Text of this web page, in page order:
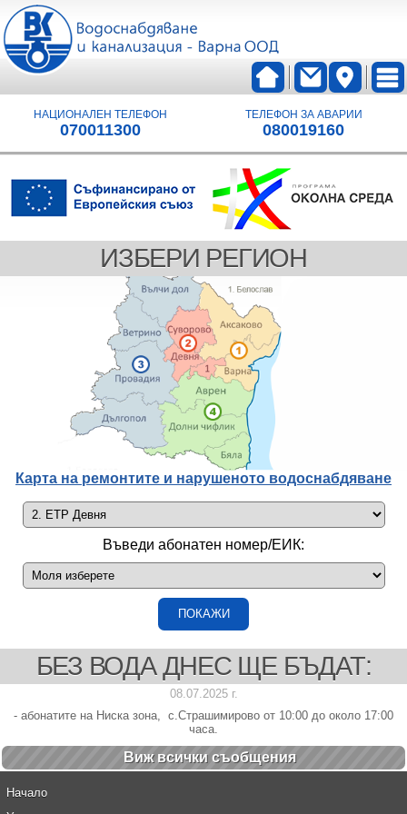
НАЦИОНАЛЕН ТЕЛЕФОН
070011300
ТЕЛЕФОН ЗА АВАРИИ
080019160
ИЗБЕРИ РЕГИОН
Карта на ремонтите и нарушеното водоснабдяване
Въведи абонатен номер/ЕИК:
БЕЗ ВОДА ДНЕС ЩЕ БЪДАТ:
08.07.2025 г.
- абонатите на Ниска зона, с.Страшимирово от 10:00 до около 17:00
часа.
Виж всички cъобщения
Начало